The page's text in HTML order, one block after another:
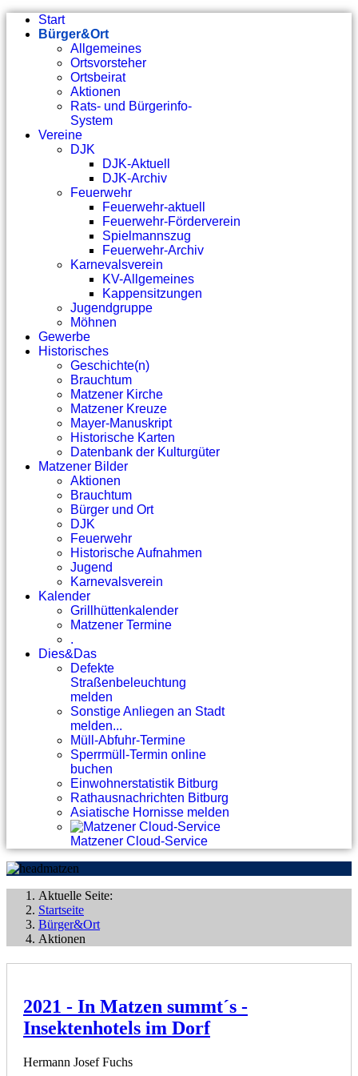
Start
Bürger&Ort
Allgemeines
Ortsvorsteher
Ortsbeirat
Aktionen
Rats- und Bürgerinfo-
System
Vereine
DJK
DJK-Aktuell
DJK-Archiv
Feuerwehr
Feuerwehr-aktuell
Feuerwehr-Förderverein
Spielmannszug
Feuerwehr-Archiv
Karnevalsverein
KV-Allgemeines
Kappensitzungen
Jugendgruppe
Möhnen
Gewerbe
Historisches
Geschichte(n)
Brauchtum
Matzener Kirche
Matzener Kreuze
Mayer-Manuskript
Historische Karten
Datenbank der Kulturgüter
Matzener Bilder
Aktionen
Brauchtum
Bürger und Ort
DJK
Feuerwehr
Historische Aufnahmen
Jugend
Karnevalsverein
Kalender
Grillhüttenkalender
Matzener Termine
.
Dies&Das
Defekte
Straßenbeleuchtung
melden
Sonstige Anliegen an Stadt
melden...
Müll-Abfuhr-Termine
Sperrmüll-Termin online
buchen
Einwohnerstatistik Bitburg
Rathausnachrichten Bitburg
Asiatische Hornisse melden
Matzener Cloud-Service
Aktuelle Seite:
Startseite
Bürger&Ort
Aktionen
2021 - In Matzen summt´s -
Insektenhotels im Dorf
Hermann Josef Fuchs